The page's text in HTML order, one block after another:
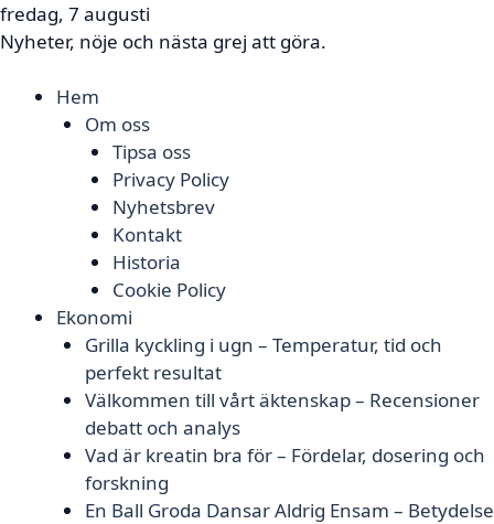
fredag, 7 augusti
Nyheter, nöje och nästa grej att göra.
Hem
Om oss
Tipsa oss
Privacy Policy
Nyhetsbrev
Kontakt
Historia
Cookie Policy
Ekonomi
Grilla kyckling i ugn – Temperatur, tid och
perfekt resultat
Välkommen till vårt äktenskap – Recensioner
debatt och analys
Vad är kreatin bra för – Fördelar, dosering och
forskning
En Ball Groda Dansar Aldrig Ensam – Betydelse